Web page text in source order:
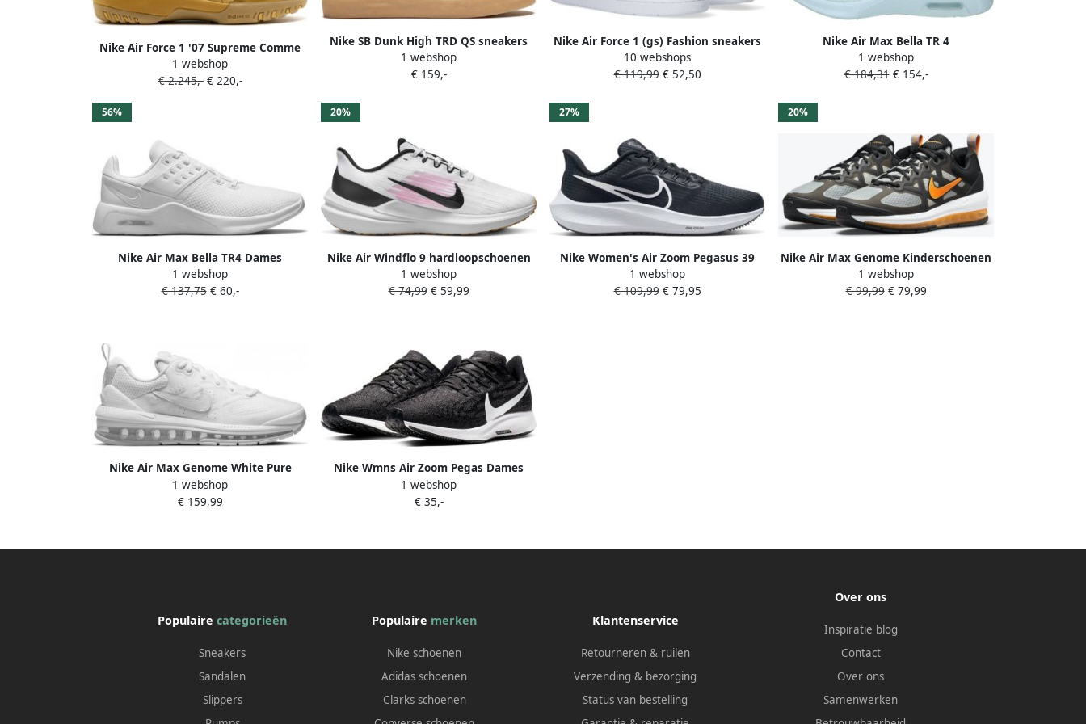
Nike Air Force 1 '07 Supreme Comme
des Garçons sneakers Wit
1 webshop
€ 2.245,-€ 220,-
Nike SB Dunk High TRD QS sneakers
Oranje
1 webshop
€ 159,-
Nike Air Force 1 (gs) Fashion sneakers
Schoenen white white maat: 39
beschikbare maaten:36 37.5 38.5 36.5
10 webshops
€ 119,99€ 52,50
Nike Air Max Bella TR 4
Trainingsschoen voor dames Wit
1 webshop
€ 184,31€ 154,-
56%
Nike Air Max Bella TR4 Dames
Champagne Light Violet White Metallic
Red Bronze Dames
1 webshop
€ 137,75€ 60,-
20%
Nike Air Windflo 9 hardloopschoenen
wit zwart roze
1 webshop
€ 74,99€ 59,99
27%
Nike Women's Air Zoom Pegasus 39
Road Running Shoes Runningschoenen
grijs
1 webshop
€ 109,99€ 79,95
20%
Nike Air Max Genome Kinderschoenen
Black Grey Fog White Total Orange
1 webshop
€ 99,99€ 79,99
Nike Air Max Genome White Pure
Platinum White
1 webshop
€ 159,99
Nike Wmns Air Zoom Pegas Dames
Hardloopschoenen Black White-
Thunder Grey
1 webshop
€ 35,-
Populairecategorieën
Sneakers
Sandalen
Slippers
Populaire merken
Nike schoenen
Adidas schoenen
Clarks schoenen
Klantenservice
Retourneren & ruilen
Verzending & bezorging
Status van bestelling
Over ons
Inspiratie blog
Contact
Over ons
Samenwerken